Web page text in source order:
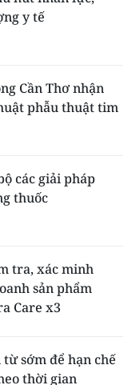
y tế
Cần Thơ nhận
phẫu thuật tim
các giải pháp
thuốc
tra, xác minh
sản phẩm
Care x3
sớm để hạn chế
thời gian